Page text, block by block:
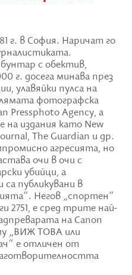
г. в София. Наричат го
с обектив,
г. досега минава през
улавяйки пулса на
фотографска
Pressphoto Agency, а
издания като New
The Guardian и др.
агресията, но
очи в очи с
убийци, а
публикувани в
Негов „спортен“
2751, е сред трите най-
на Canon
„ВИЖ ТОВА или
е отличен от